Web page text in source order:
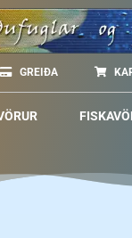
GREIÐA